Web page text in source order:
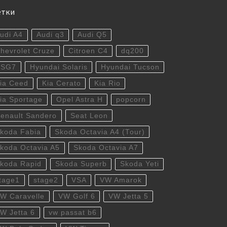
A4 Audi q3 Audi Q5
Cruze Citroen C4 dq200
Hyundai Solaris Hyundai Tucson
Ceed Kia Cerato Kia Rio
Sportage Opel Astra H popcorn
Sandero Seat Leon
Fabia Skoda Octavia A4 (Tour)
Octavia A5 Skoda Octavia A7
Rapid Skoda Superb Skoda Yeti
stage2 VSA VW Amarok
Caravelle VW Golf 6 VW Jetta 5
Jetta 6 vw passat b6